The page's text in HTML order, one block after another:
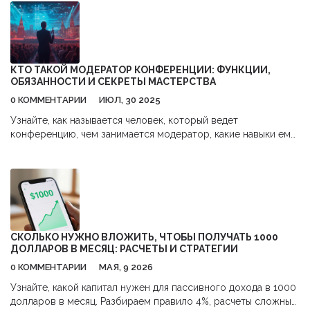
получения такой ипотеки. Краткий обзор всех ключевых
аспектов и полезные советы помогут разобраться в этой
теме и принять обоснованное решение. Программа
господдержки направлена на облегчение жилищных условий
и стимулирование населения к покупке жилья.
КТО ТАКОЙ МОДЕРАТОР КОНФЕРЕНЦИИ: ФУНКЦИИ,
ОБЯЗАННОСТИ И СЕКРЕТЫ МАСТЕРСТВА
0 КОММЕНТАРИИ ИЮЛ, 30 2025
Узнайте, как называется человек, который ведет
конференцию, чем занимается модератор, какие навыки ему
СКОЛЬКО НУЖНО ВЛОЖИТЬ, ЧТОБЫ ПОЛУЧАТЬ 1000
ДОЛЛАРОВ В МЕСЯЦ: РАСЧЕТЫ И СТРАТЕГИИ
0 КОММЕНТАРИИ МАЯ, 9 2026
Узнайте, какой капитал нужен для пассивного дохода в 1000
долларов в месяц. Разбираем правило 4%, расчеты сложных